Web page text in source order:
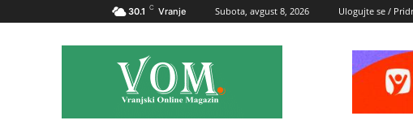
30.1 C Vranje Subota, avgust 8, 2026 Ulogujte se /